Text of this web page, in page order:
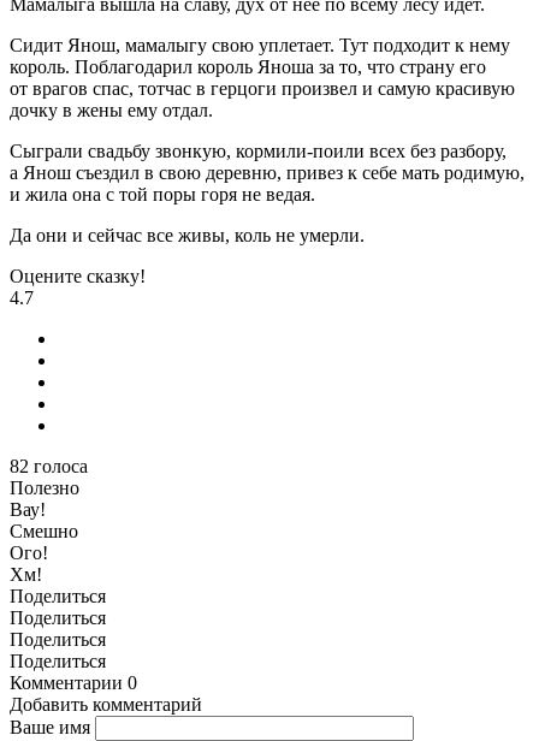
Мамалыга вышла на славу, дух от нее по всему лесу идет.
Сидит Янош, мамалыгу свою уплетает. Тут подходит к нему
король. Поблагодарил король Яноша за то, что страну его
от врагов спас, тотчас в герцоги произвел и самую красивую
дочку в жены ему отдал.
Сыграли свадьбу звонкую, кормили-поили всех без разбору,
а Янош съездил в свою деревню, привез к себе мать родимую,
и жила она с той поры горя не ведая.
Да они и сейчас все живы, коль не умерли.
Оцените сказку!
4.7
82 голоса
Полезно
Вау!
Смешно
Ого!
Хм!
Поделиться
Поделиться
Поделиться
Поделиться
Комментарии 0
Добавить комментарий
Ваше имя